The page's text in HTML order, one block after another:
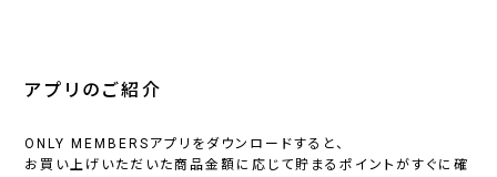
アプリのご紹介
ONLY MEMBERSアプリをダウンロードすると、
お買い上げいただいた商品金額に応じて貯まるポイントがすぐに確